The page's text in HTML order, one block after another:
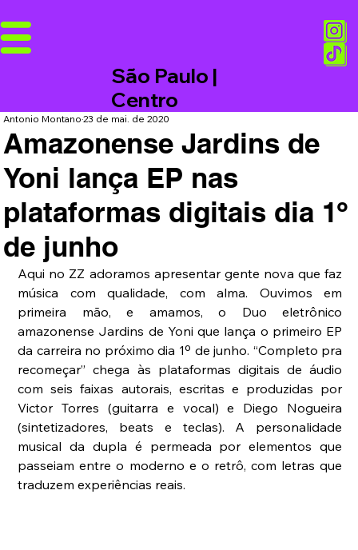
São Paulo |
Centro
Amazonense Jardins de
Yoni lança EP nas
plataformas digitais dia 1º
de junho
Antonio Montano23 de mai. de 2020
Aqui no ZZ adoramos apresentar gente nova que faz
música com qualidade, com alma. Ouvimos em
primeira mão, e amamos, o Duo eletrônico
amazonense Jardins de Yoni que lança o primeiro EP
da carreira no próximo dia 1º de junho. “Completo pra
recomeçar” chega às plataformas digitais de áudio
com seis faixas autorais, escritas e produzidas por
Victor Torres (guitarra e vocal) e Diego Nogueira
(sintetizadores, beats e teclas). A personalidade
musical da dupla é permeada por elementos que
passeiam entre o moderno e o retrô, com letras que
traduzem experiências reais.